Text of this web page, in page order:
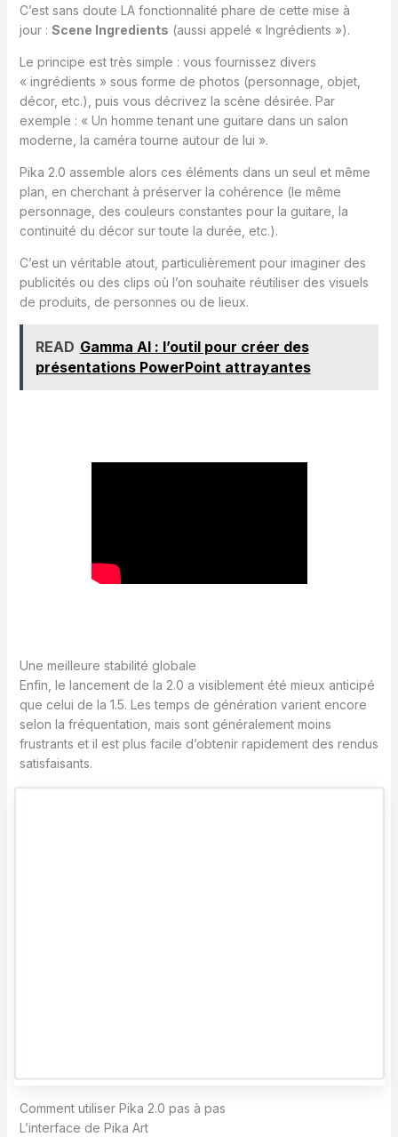
C’est sans doute LA fonctionnalité phare de cette mise à
jour : Scene Ingredients (aussi appelé « Ingrédients »).
Le principe est très simple : vous fournissez divers
« ingrédients » sous forme de photos (personnage, objet,
décor, etc.), puis vous décrivez la scène désirée. Par
exemple : « Un homme tenant une guitare dans un salon
moderne, la caméra tourne autour de lui ».
Pika 2.0 assemble alors ces éléments dans un seul et même
plan, en cherchant à préserver la cohérence (le même
personnage, des couleurs constantes pour la guitare, la
continuité du décor sur toute la durée, etc.).
C’est un véritable atout, particulièrement pour imaginer des
publicités ou des clips où l’on souhaite réutiliser des visuels
de produits, de personnes ou de lieux.
READ Gamma AI : l’outil pour créer des
présentations PowerPoint attrayantes
Une meilleure stabilité globale
Enfin, le lancement de la 2.0 a visiblement été mieux anticipé
que celui de la 1.5. Les temps de génération varient encore
selon la fréquentation, mais sont généralement moins
frustrants et il est plus facile d’obtenir rapidement des rendus
satisfaisants.
Comment utiliser Pika 2.0 pas à pas
L’interface de Pika Art